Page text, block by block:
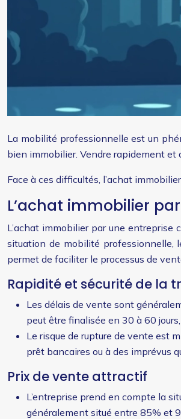
La mobilité professionnelle est un
bien immobilier. Vendre rapidement et
Face à ces difficultés, l’achat
L’achat immobilier
L’achat immobilier par une entreprise
situation de mobilité professionnelle,
permet de faciliter le processus de
Rapidité et sécurité de la
Les délais de vente sont
peut être finalisée en 30 à 60
Le risque de rupture de vente est
prêt bancaires ou à des imprévus
Prix de vente attractif
L’entreprise prend en compte la
généralement situé entre 85% et